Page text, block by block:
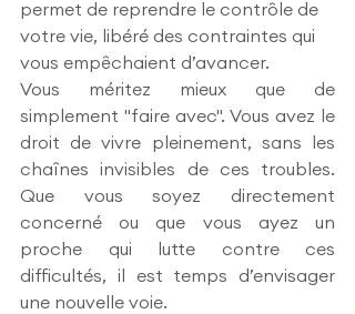
permet de reprendre le contrôle de
votre vie, libéré des contraintes qui
vous empêchaient d’avancer.
Vous méritez mieux que de
simplement "faire avec". Vous avez le
droit de vivre pleinement, sans les
chaînes invisibles de ces troubles.
Que vous soyez directement
concerné ou que vous ayez un
proche qui lutte contre ces
difficultés, il est temps d’envisager
une nouvelle voie.